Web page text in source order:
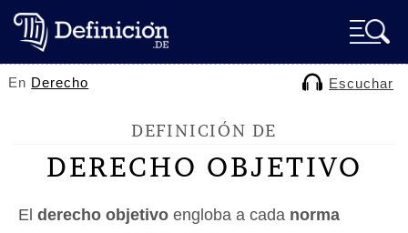
En Derecho Escuchar
DEFINICIÓN DE
DERECHO OBJETIVO
El derecho objetivo engloba a cada norma